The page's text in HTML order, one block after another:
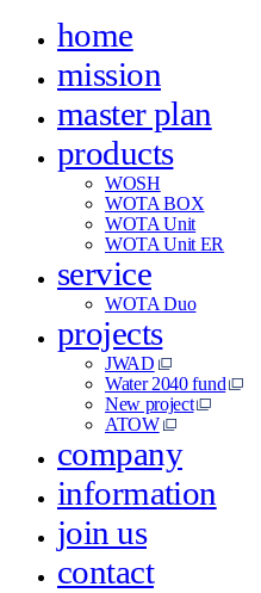
home
mission
master plan
products
WOSH
WOTA BOX
WOTA Unit
WOTA Unit ER
service
WOTA Duo
projects
JWAD
Water 2040 fund
New project
ATOW
company
information
join us
contact